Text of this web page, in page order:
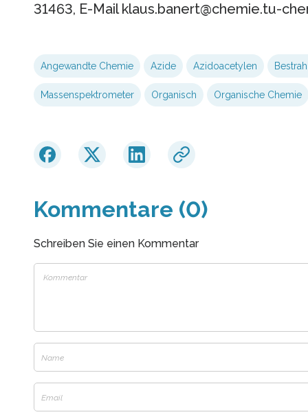
31463, E-Mail klaus.banert@chemie.tu-
Angewandte Chemie Azide Azidoacetylen
Massenspektrometer Organisch Organische Chemie
Kommentare (0)
Schreiben Sie einen Kommentar